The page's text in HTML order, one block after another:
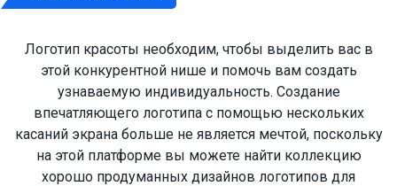
Логотип красоты необходим, чтобы выделить вас в
этой конкурентной нише и помочь вам создать
узнаваемую индивидуальность. Создание
впечатляющего логотипа с помощью нескольких
касаний экрана больше не является мечтой, поскольку
на этой платформе вы можете найти коллекцию
хорошо продуманных дизайнов логотипов для